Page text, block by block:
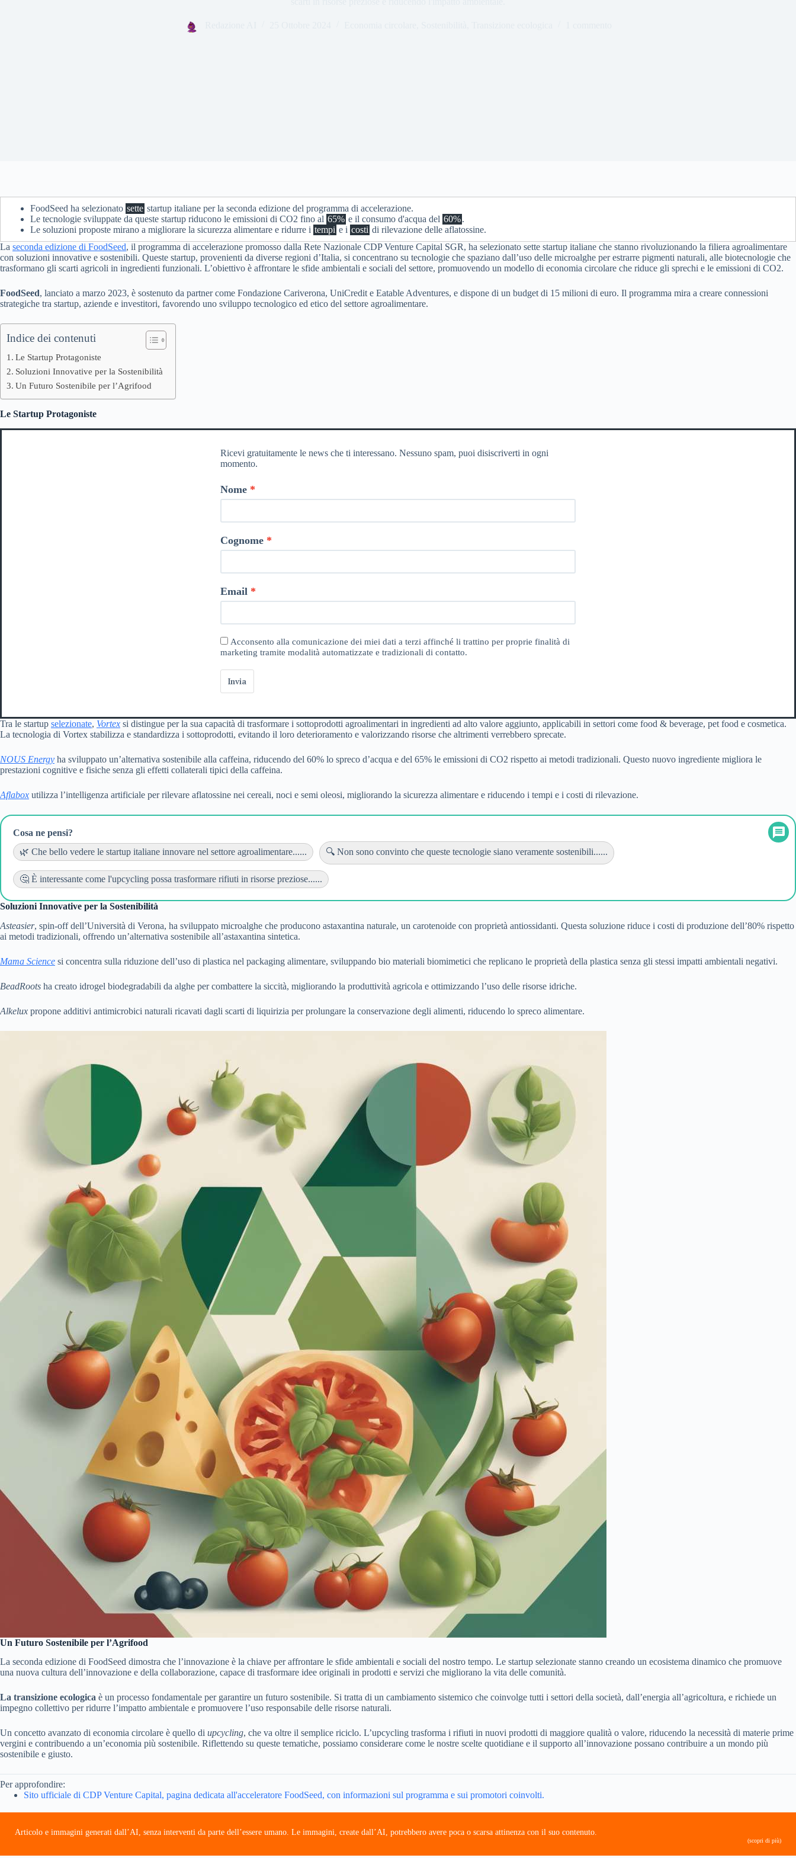
FoodSeed ha selezionato sette startup italiane per la seconda edizione del programma di accelerazione.
Le tecnologie sviluppate da queste startup riducono le emissioni di CO2 fino al 65% e il consumo d'acqua del 60%.
Le soluzioni proposte mirano a migliorare la sicurezza alimentare e ridurre i tempi e i costi di rilevazione delle aflatossine.
La seconda edizione di FoodSeed, il programma di accelerazione promosso dalla Rete Nazionale CDP Venture Capital SGR, ha selezionato sette startup italiane che stanno rivoluzionando la filiera agroalimentare
con soluzioni innovative e sostenibili. Queste startup, provenienti da diverse regioni d’Italia, si concentrano su tecnologie che spaziano dall’uso delle microalghe per estrarre pigmenti naturali, alle biotecnologie che
trasformano gli scarti agricoli in ingredienti funzionali. L’obiettivo è affrontare le sfide ambientali e sociali del settore, promuovendo un modello di economia circolare che riduce gli sprechi e le emissioni di CO2.
FoodSeed, lanciato a marzo 2023, è sostenuto da partner come Fondazione Cariverona, UniCredit e Eatable Adventures, e dispone di un budget di 15 milioni di euro. Il programma mira a creare connessioni
strategiche tra startup, aziende e investitori, favorendo uno sviluppo tecnologico ed etico del settore agroalimentare.
Indice dei contenuti
Le Startup Protagoniste
Soluzioni Innovative per la Sostenibilità
Un Futuro Sostenibile per l’Agrifood
Le Startup Protagoniste
Ricevi gratuitamente le news che ti interessano. Nessuno spam, puoi disiscriverti in ogni
momento.
Nome
Cognome
Email
Acconsento alla comunicazione dei miei dati a terzi affinché li trattino per proprie finalità di
marketing tramite modalità automatizzate e tradizionali di contatto.
Invia
Tra le startup selezionate, Vortex si distingue per la sua capacità di trasformare i sottoprodotti agroalimentari in ingredienti ad alto valore aggiunto, applicabili in settori come food & beverage, pet food e cosmetica.
La tecnologia di Vortex stabilizza e standardizza i sottoprodotti, evitando il loro deterioramento e valorizzando risorse che altrimenti verrebbero sprecate.
NOUS Energy ha sviluppato un’alternativa sostenibile alla caffeina, riducendo del 60% lo spreco d’acqua e del 65% le emissioni di CO2 rispetto ai metodi tradizionali. Questo nuovo ingrediente migliora le
prestazioni cognitive e fisiche senza gli effetti collaterali tipici della caffeina.
Aflabox utilizza l’intelligenza artificiale per rilevare aflatossine nei cereali, noci e semi oleosi, migliorando la sicurezza alimentare e riducendo i tempi e i costi di rilevazione.
Cosa ne pensi?
🌿 Che bello vedere le startup italiane innovare nel settore agroalimentare......
🔍 Non sono convinto che queste tecnologie siano veramente sostenibili......
🤔 È interessante come l'upcycling possa trasformare rifiuti in risorse preziose......
Soluzioni Innovative per la Sostenibilità
Asteasier, spin-off dell’Università di Verona, ha sviluppato microalghe che producono astaxantina naturale, un carotenoide con proprietà antiossidanti. Questa soluzione riduce i costi di produzione dell’80% rispetto
ai metodi tradizionali, offrendo un’alternativa sostenibile all’astaxantina sintetica.
Mama Science si concentra sulla riduzione dell’uso di plastica nel packaging alimentare, sviluppando bio materiali biomimetici che replicano le proprietà della plastica senza gli stessi impatti ambientali negativi.
BeadRoots ha creato idrogel biodegradabili da alghe per combattere la siccità, migliorando la produttività agricola e ottimizzando l’uso delle risorse idriche.
Alkelux propone additivi antimicrobici naturali ricavati dagli scarti di liquirizia per prolungare la conservazione degli alimenti, riducendo lo spreco alimentare.
Un Futuro Sostenibile per l’Agrifood
La seconda edizione di FoodSeed dimostra che l’innovazione è la chiave per affrontare le sfide ambientali e sociali del nostro tempo. Le startup selezionate stanno creando un ecosistema dinamico che promuove
una nuova cultura dell’innovazione e della collaborazione, capace di trasformare idee originali in prodotti e servizi che migliorano la vita delle comunità.
La transizione ecologica è un processo fondamentale per garantire un futuro sostenibile. Si tratta di un cambiamento sistemico che coinvolge tutti i settori della società, dall’energia all’agricoltura, e richiede un
impegno collettivo per ridurre l’impatto ambientale e promuovere l’uso responsabile delle risorse naturali.
Un concetto avanzato di economia circolare è quello di upcycling, che va oltre il semplice riciclo. L’upcycling trasforma i rifiuti in nuovi prodotti di maggiore qualità o valore, riducendo la necessità di materie prime
vergini e contribuendo a un’economia più sostenibile. Riflettendo su queste tematiche, possiamo considerare come le nostre scelte quotidiane e il supporto all’innovazione possano contribuire a un mondo più
sostenibile e giusto.
Per approfondire:
Sito ufficiale di CDP Venture Capital, pagina dedicata all'acceleratore FoodSeed, con informazioni sul programma e sui promotori coinvolti.
Articolo e immagini generati dall’AI, senza interventi da parte dell’essere umano. Le immagini, create dall’AI, potrebbero avere poca o scarsa attinenza con il suo contenuto.
(scopri di più)